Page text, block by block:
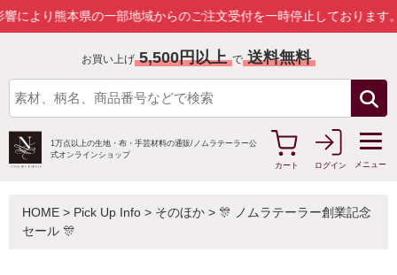
熊本県の一部地域からのご注文受付を一時停止しております。詳しく
お買い上げ 5,500円以上 で 送料無料
1万点以上の生地・布・手芸材料の通販/ ノムラテーラー公
式オンラインショップ
カート
ログイン メニュー
HOME > Pick Up Info > そのほか > 🎊 ノムラテーラー創業記念
セール 🎊